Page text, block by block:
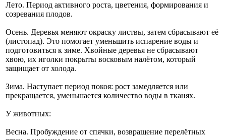
Лето. Период активного роста, цветения, формирования и
созревания плодов.
Осень. Деревья меняют окраску листвы, затем сбрасывают её
(листопад). Это помогает уменьшить испарение воды и
подготовиться к зиме. Хвойные деревья не сбрасывают
хвою, их иголки покрыты восковым налётом, который
защищает от холода.
Зима. Наступает период покоя: рост замедляется или
прекращается, уменьшается количество воды в тканях.
У животных:
Весна. Пробуждение от спячки, возвращение перелётных